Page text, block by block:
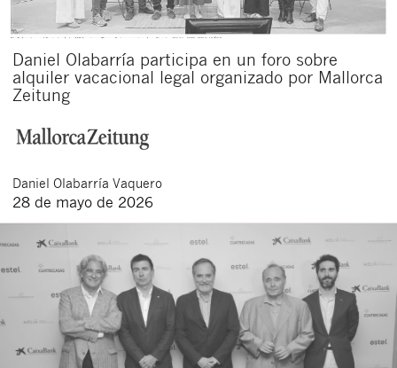
Daniel Olabarría participa en un foro sobre
alquiler vacacional legal organizado por Mallorca
Zeitung
Daniel Olabarría Vaquero
28 de mayo de 2026